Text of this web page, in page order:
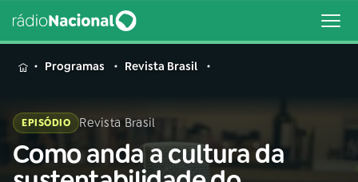
MENU
Buscar
na
Programas Revista Brasil
EPISÓDIO Revista Brasil
Como anda a cultura da